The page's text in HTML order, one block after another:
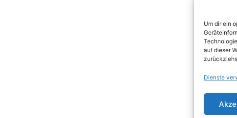
Um dir ein
auf dieser
Dienste
DJENT
EMO
EMO